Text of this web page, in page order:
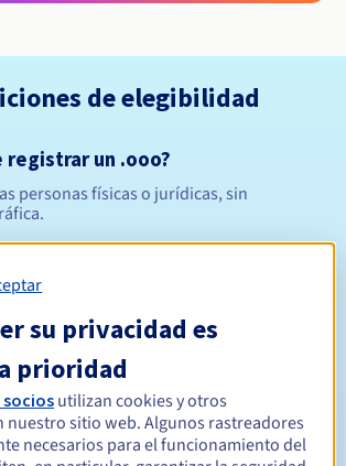
de elegibilidad
registrar un .ooo?
personas físicas o jurídicas, sin
Entre 1 y 10 años
su privacidad es
prioridad
socios utilizan cookies y otros
nuestro sitio web. Algunos rastreadores
necesarios para el funcionamiento del